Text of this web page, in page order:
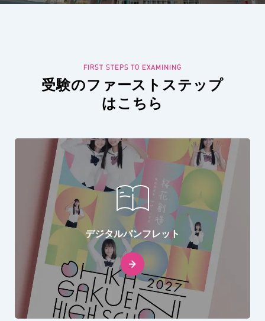
受験のファーストステップ
はこちら
デジタルパンフレット